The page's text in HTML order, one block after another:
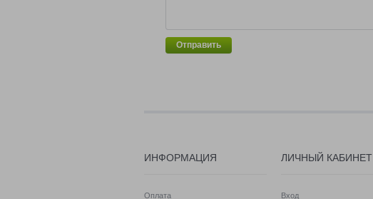
Отправить
ИНФОРМАЦИЯ
Оплата
ЛИЧНЫЙ КАБИНЕТ
Вход